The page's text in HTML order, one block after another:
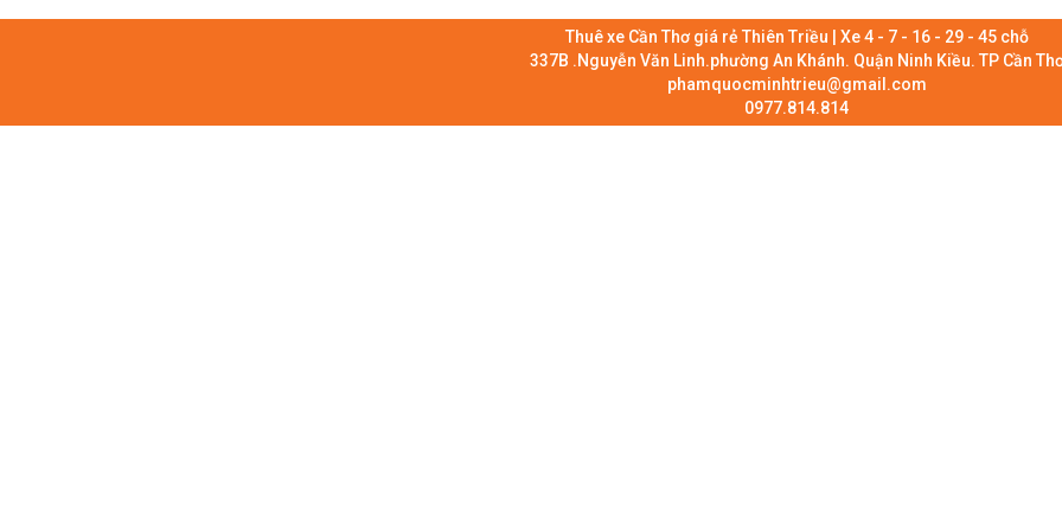
Thuê xe Cần Thơ giá rẻ Thiên Triều | Xe 4 - 7 - 16 - 29 - 45 chỗ
337B .Nguyễn Văn Linh.phường An Khánh. Quận Ninh Kiều. TP Cần
phamquocminhtrieu@gmail.com
0977.814.814